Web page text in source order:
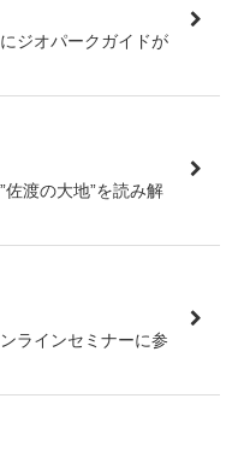
ジオパークガイドが
佐渡の大地”を読み解
ラインセミナーに参